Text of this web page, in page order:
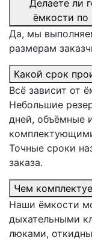
Делаете ли
ёмкости по
Да, мы
размерам
Какой срок
Всё зависит от
Небольшие
дней, объёмные
Точные сроки
заказа.
Чем
Наши ёмкости
дыхательными
люками,